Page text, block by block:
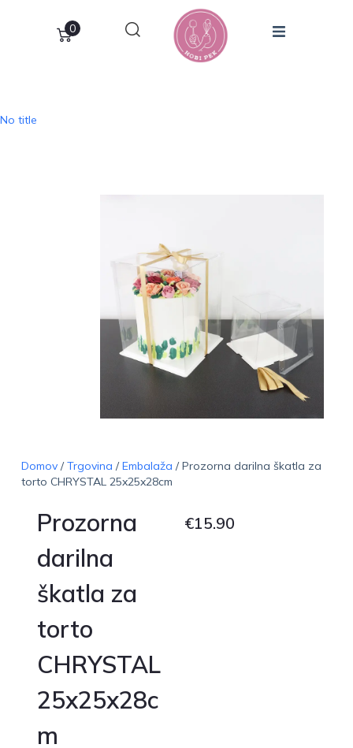
0
No title
Domov/Trgovina /Embalaža / Prozorna darilna škatla za
torto CHRYSTAL 25x25x28cm
Prozorna
darilna
škatla za
torto
CHRYSTAL
25x25x28c
m
€15.90